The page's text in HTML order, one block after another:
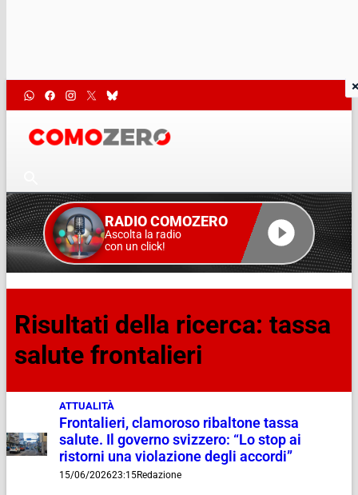
RADIO COMOZERO
Ascolta la radio
con un click!
Risultati della ricerca: tassa
salute frontalieri
ATTUALITÀ
Frontalieri, clamoroso ribaltone tassa
salute. Il governo svizzero: “Lo stop ai
ristorni una violazione degli accordi”
15/06/202623:15Redazione